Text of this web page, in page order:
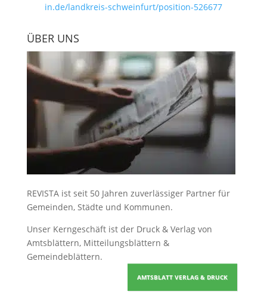
in.de/landkreis-schweinfurt/position-526677
ÜBER UNS
REVISTA ist seit 50 Jahren zuverlässiger Partner für
Gemeinden, Städte und Kommunen.
Unser Kerngeschäft ist der Druck & Verlag von
Amtsblättern, Mitteilungsblättern &
Gemeindeblättern.
AMTSBLATT VERLAG & DRUCK